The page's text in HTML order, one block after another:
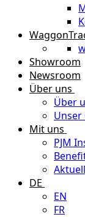
Showroom
Newsroom
Über uns
Über
Mit uns
PJM
DE
EN
FR